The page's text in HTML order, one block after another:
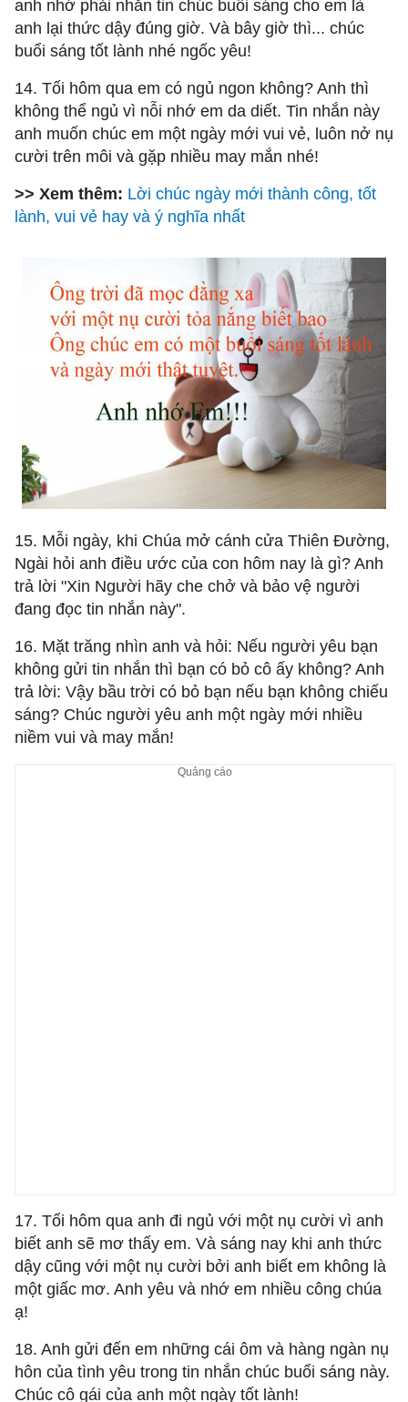
anh nhớ phải nhắn tin chúc buổi sáng cho em là
anh lại thức dậy đúng giờ. Và bây giờ thì... chúc
buổi sáng tốt lành nhé ngốc yêu!
14. Tối hôm qua em có ngủ ngon không? Anh thì
không thể ngủ vì nỗi nhớ em da diết. Tin nhắn này
anh muốn chúc em một ngày mới vui vẻ, luôn nở nụ
cười trên môi và gặp nhiều may mắn nhé!
>> Xem thêm: Lời chúc ngày mới thành công, tốt
lành, vui vẻ hay và ý nghĩa nhất
15. Mỗi ngày, khi Chúa mở cánh cửa Thiên Đường,
Ngài hỏi anh điều ước của con hôm nay là gì? Anh
trả lời "Xin Người hãy che chở và bảo vệ người
đang đọc tin nhắn này".
16. Mặt trăng nhìn anh và hỏi: Nếu người yêu bạn
không gửi tin nhắn thì bạn có bỏ cô ấy không? Anh
trả lời: Vậy bầu trời có bỏ bạn nếu bạn không chiếu
sáng? Chúc người yêu anh một ngày mới nhiều
niềm vui và may mắn!
17. Tối hôm qua anh đi ngủ với một nụ cười vì anh
biết anh sẽ mơ thấy em. Và sáng nay khi anh thức
dậy cũng với một nụ cười bởi anh biết em không là
một giấc mơ. Anh yêu và nhớ em nhiều công chúa
ạ!
18. Anh gửi đến em những cái ôm và hàng ngàn nụ
hôn của tình yêu trong tin nhắn chúc buổi sáng này.
Chúc cô gái của anh một ngày tốt lành!